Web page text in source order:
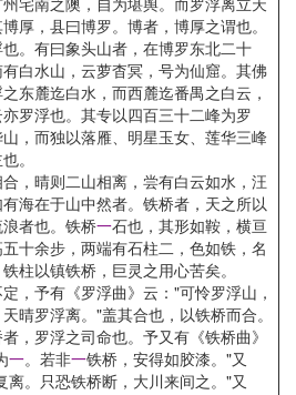
厚，县曰博罗。博者，博厚之谓也。
。有曰象头山者，在博罗东北二十
白水山，云萝杳冥，号为仙窟。其佛
东麓迄白水，而西麓迄番禺之白云，
罗浮也。其专以四百三十二峰为罗
，而独以落雁、明星玉女、莲华三峰
。
晴则二山相离，尝有白云如水，汪
海在于山中然者。铁桥者，天之所以
者也。铁桥一石也，其形如鞍，横亘
十余步，两端有石柱二，色如铁，名
柱以镇铁桥，巨灵之用心苦矣。
予有《罗浮曲》云："可怜罗浮山，
晴罗浮离。"盖其合也，以铁桥而合。
，罗浮之司命也。予又有《铁桥曲》
一。若非一铁桥，安得如胶漆。"又
离。只恐铁桥断，大川来间之。"又